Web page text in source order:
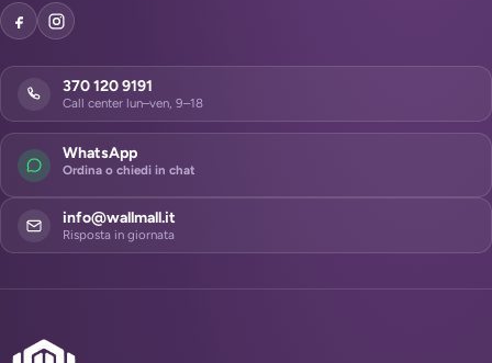
370 120 9191
Call center lun–ven, 9–18
WhatsApp
Ordina o chiedi in chat
info@wallmall.it
Risposta in giornata